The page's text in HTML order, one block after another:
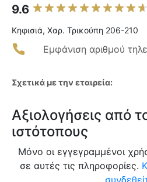
9.6
Κηφισιά, Χαρ. Τρικούπη 206-210
Εμφάνιση αριθμού
Σχετικά με την εταιρεία:
Αξιολογήσεις από
ιστότοπους
Μόνο οι εγγεγραμμένοι
σε αυτές τις πληροφορίες.